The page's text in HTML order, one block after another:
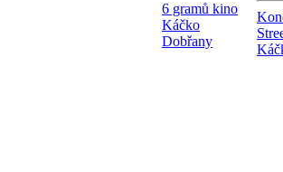
6 gramů kino
Káčko
Dobřany